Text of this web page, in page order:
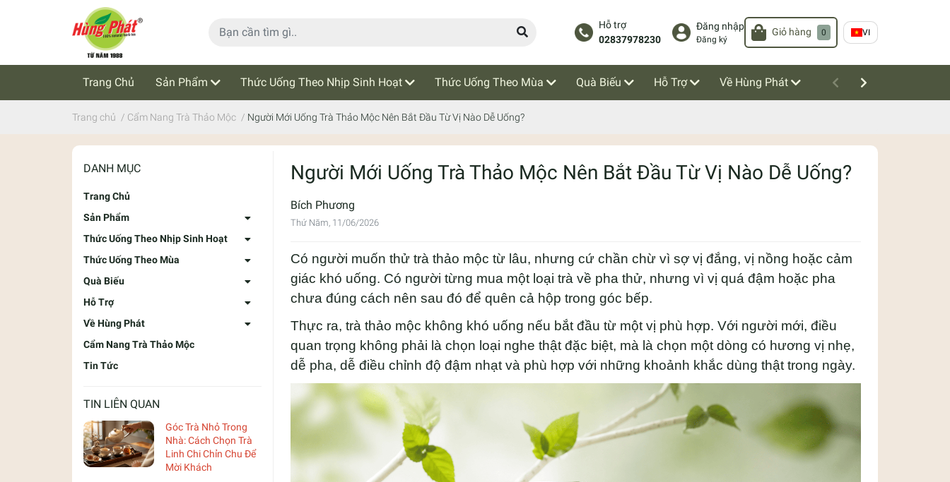
Hỗ trợ
02837978230
Đăng nhập
Đăng ký
Giỏ hàng 0 VI
Trang Chủ Sản Phẩm Thức Uống Theo Nhịp Sinh Hoạt Thức Uống Theo Mùa Quà Biếu Hỗ Trợ Về Hùng Phát
Cẩm Nang Trà Thảo Mộc Tin Tức
Trang chủ / Cẩm Nang Trà Thảo Mộc / Người Mới Uống Trà Thảo Mộc Nên Bắt Đầu Từ Vị Nào Dễ Uống?
DANH MỤC
Trang Chủ
Sản Phẩm
Thức Uống Theo Nhịp Sinh Hoạt
Thức Uống Theo Mùa
Quà Biếu
Hỗ Trợ
Về Hùng Phát
Cẩm Nang Trà Thảo Mộc
Tin Tức
TIN LIÊN QUAN
Góc Trà Nhỏ Trong
Nhà: Cách Chọn Trà
Linh Chi Chỉn Chu Để
Mời Khách
Người Mới Uống Trà Thảo Mộc Nên Bắt Đầu Từ Vị Nào Dễ Uống?
Bích Phương
Thứ Năm, 11/06/2026
Có người muốn thử trà thảo mộc từ lâu, nhưng cứ chần chừ vì sợ vị đắng, vị nồng hoặc cảm
giác khó uống. Có người từng mua một loại trà về pha thử, nhưng vì vị quá đậm hoặc pha
chưa đúng cách nên sau đó để quên cả hộp trong góc bếp.
Thực ra, trà thảo mộc không khó uống nếu bắt đầu từ một vị phù hợp. Với người mới, điều
quan trọng không phải là chọn loại nghe thật đặc biệt, mà là chọn một dòng có hương vị nhẹ,
dễ pha, dễ điều chỉnh độ đậm nhạt và phù hợp với những khoảnh khắc dùng thật trong ngày.